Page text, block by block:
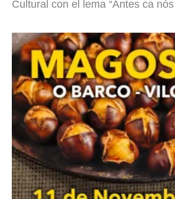
Cultural con el lema “Antes ca